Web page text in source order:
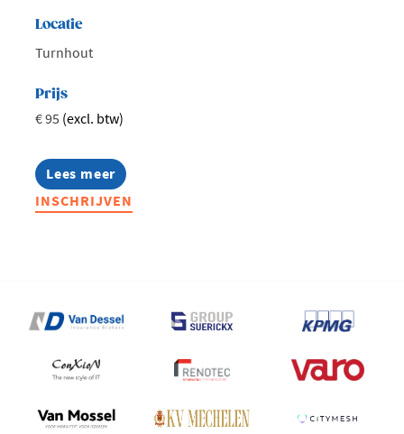
Locatie
Turnhout
Prijs
€ 95 (excl. btw)
Lees meer
about
7-
in-
|
Voka
Midden
Kempen
INSCHRIJVEN